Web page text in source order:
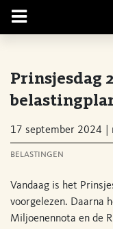
Prinsjesdag
17 september 2024
belastingen
Vandaag is het
voorgelezen. Daarna
Miljoenennota en de